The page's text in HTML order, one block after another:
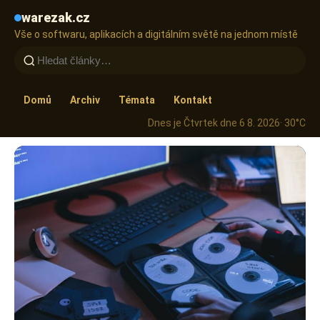
warezak.cz
Vše o softwaru, aplikacích a digitálním světě na jednom místě
Domů Archiv Témata
Kontakt
Dnes je Čtvrtek dne 6 8. 2026· 30°C